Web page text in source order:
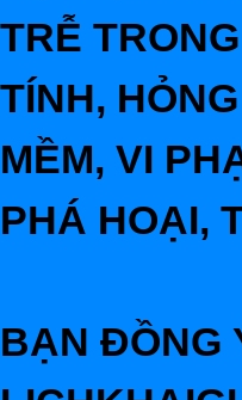
TRỄ
TÍNH,
MỀM, VI
PHÁ HOẠI,
BẠN ĐỒNG